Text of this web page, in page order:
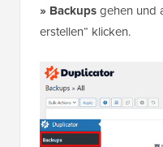
» Backupsgehen und
erstellen“ klicken.